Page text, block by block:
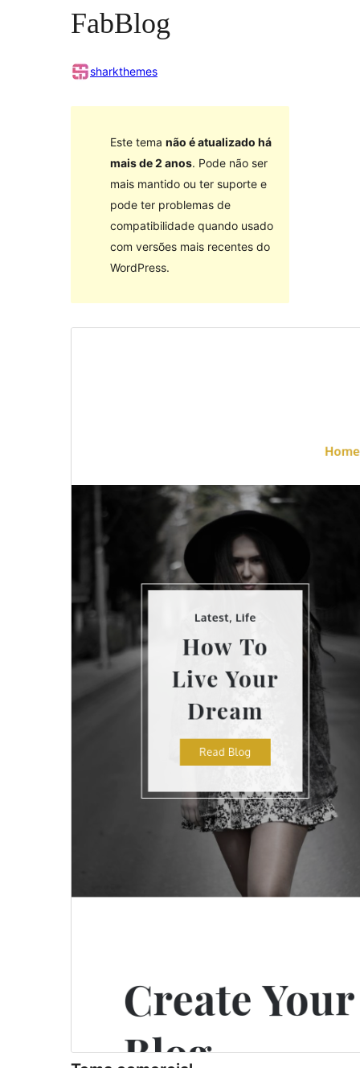
FabBlog
sharkthemes
Este tema não é atualizado há
mais de 2 anos. Pode não ser
mais mantido ou ter suporte e
pode ter problemas de
compatibilidade quando usado
com versões mais recentes do
WordPress.